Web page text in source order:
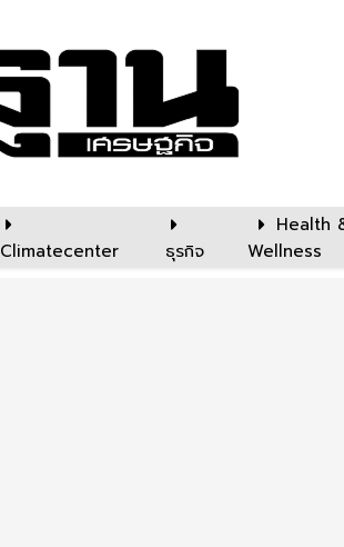
Climatecenter ธุรกิจ
Health
Wellness